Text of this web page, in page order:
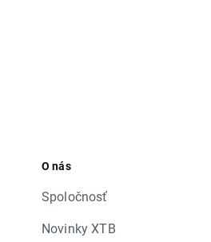
O nás
Spoločnosť
Novinky XTB